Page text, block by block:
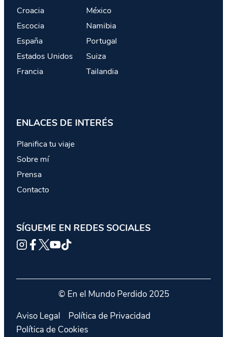
Croacia
Escocia
España
Estados Unidos
Francia
México
Namibia
Portugal
Suiza
Tailandia
ENLACES DE INTERÉS
Planifica tu viaje
Sobre mí
Prensa
Contacto
SÍGUEME EN REDES SOCIALES
© En el Mundo Perdido 2025
Aviso Legal
Política de Privacidad
Política de Cookies